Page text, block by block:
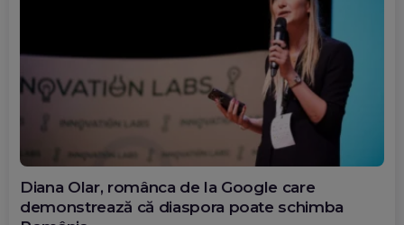
Diana Olar, românca de la Google care
demonstrează că diaspora poate schimba